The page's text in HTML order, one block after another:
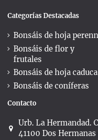
Categorías Destacadas
Bonsáis de hoja
Bonsáis de flor y
frutales
Bonsáis de hoja caduca
Bonsáis de coníferas
Contacto
Urb. La Hermandad.
41100 Dos